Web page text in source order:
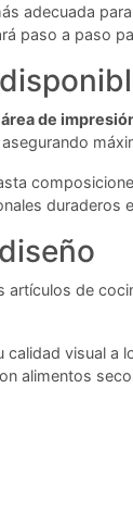
adecuada
paso a paso
área de
duraderos
de
visual
alimentos